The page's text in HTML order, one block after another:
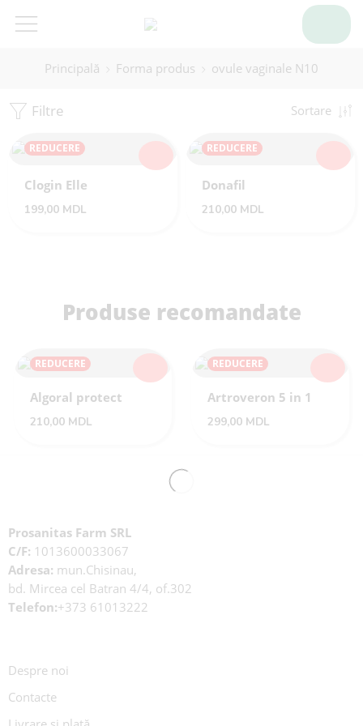
Principală Forma produs ovule vaginale N10
Filtre Sortare
REDUCERE
Clogin Elle
199,00 MDL
REDUCERE
Donafil
210,00 MDL
Produse recomandate
REDUCERE
Algoral protect
210,00 MDL
REDUCERE
Artroveron 5 in 1
299,00 MDL
Prosanitas Farm SRL
C/F: 1013600033067
Adresa: mun.Chisinau,
bd. Mircea cel Batran 4/4, of.302
Telefon:+373 61013222
Despre noi
Contacte